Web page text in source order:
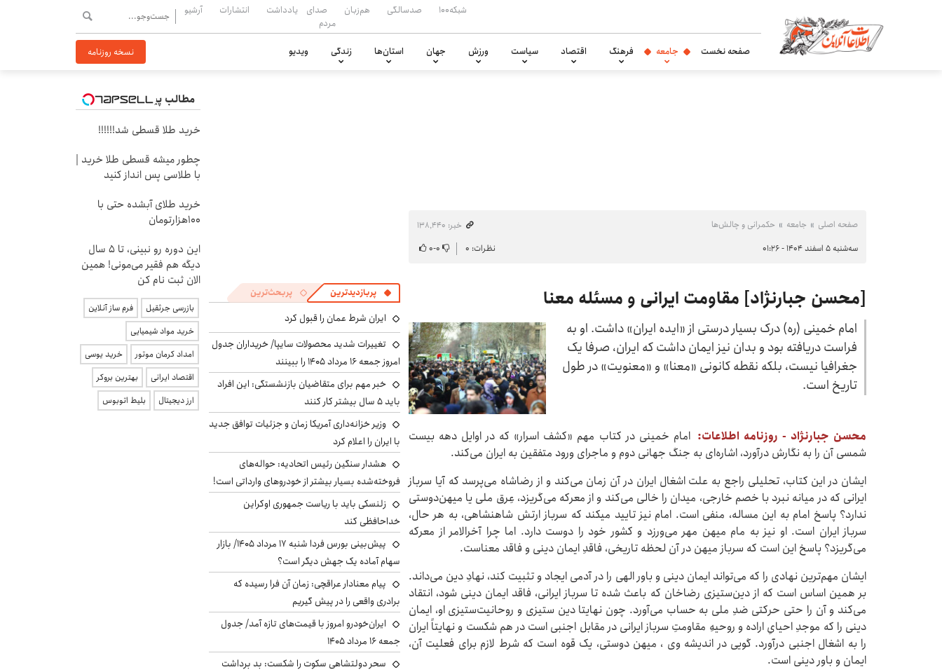
شبکه۱۰۰ صدسالگی هم‌زبان
صدای
مردم
یادداشت انتشارات آرشیو
صفحه نخست جامعه فرهنگ اقتصاد سیاست ورزش جهان استان‌ها زندگی ویدیو نسخه روزنامه
صفحه اصلی جامعه حکمرانی و چالش‌ها
خبر: ۱۳۸٬۴۴۰
سه‌شنبه ۵ اسفند ۱۴۰۴ - ۰۱:۲۶
نظرات: ۰ ۰-۰
[محسن جبارنژاد] مقاومت ایرانی و مسئله معنا
امام خمینی (ره) درک بسیار درستی از «ایده ایران» داشت. او به
فراست دریافته بود و بدان نیز ایمان داشت که ایران، صرفا یک
جغرافیا نیست، بلکه نقطه کانونی «معنا» و «معنویت» در طول
تاریخ است.
محسن جبارنژاد - روزنامه اطلاعات:امام خمینی در کتاب مهم «کشف اسرار» که در اوایل دهه بیست
شمسی آن را به نگارش درآورد، اشاره‌ای به جنگ جهانی دوم و ماجرای ورود متفقین به ایران می‌کند.
ایشان در این کتاب، تحلیلی راجع به علت اشغال ایران در آن زمان می‌کند و از رضاشاه می‌پرسد که آیا سرباز
ایرانی که در میانه نبرد با خصم خارجی، میدان را خالی می‌کند و از معرکه می‌گریزد، عِرق ملی یا میهن‌دوستی
ندارد؟ پاسخ امام به این مساله، منفی است. امام نیز تایید میکند که سرباز ارتش شاهنشاهی، به هر حال،
سرباز ایران است. او نیز به مام میهن مهر می‌ورزد و کشور خود را دوست دارد. اما چرا آخرالامر از معرکه
می‌گریزد؟ پاسخ این است که سرباز میهن در آن لحظه تاریخی، فاقدِ ایمان دینی و فاقد معناست.
ایشان مهم‌ترین نهادی را که می‌تواند ایمان دینی و باور الهی را در آدمی ایجاد و تثبیت کند، نهادِ دین می‌داند.
بر همین اساس است که از دین‌ستیزی رضاخان که باعث شده تا سرباز ایرانی، فاقد ایمان دینی شود، انتقاد
می‌کند و آن را حتی حرکتی ضدِ ملی به حساب می‌آورد. چون نهایتا دین ستیزی و روحانیت‌ستیزی او، ایمان
دینی را که موجدِ احیایِ اراده و روحیهِ مقاومتِ سرباز ایرانی در مقابل اجنبی است در هم شکست و نهایتاً ایران
را به اشغال اجنبی درآورد. گویی در اندیشه وی ، میهن دوستی، یک قوه است که شرط لازم برای فعلیت آن،
ایمان و باور دینی است.
پربازدیدترین پربحث‌ترین
ایران شرط عمان را قبول کرد
تغییرات شدید محصولات سایپا/ خریداران جدول
امروز جمعه ۱۶ مرداد ۱۴۰۵ را ببینند
خبر مهم برای متقاضیان بازنشستگی: این افراد
باید ۵ سال بیشتر کار کنند
وزیر خزانه‌داری آمریکا زمان و جزئیات توافق جدید
با ایران را اعلام کرد
هشدار سنگین رئیس اتحادیه: حواله‌های
فروخته‌شده بسیار بیشتر از خودروهای وارداتی است!
زلنسکی باید با ریاست جمهوری اوکراین
خداحافظی کند
پیش‌بینی بورس فردا شنبه ۱۷ مرداد ۱۴۰۵/ بازار
سهام آماده یک جهش دیگر است؟
پیام معنادار عراقچی: زمان آن فرا رسیده که
برادری واقعی را در پیش گیریم
ایران‌خودرو امروز با قیمت‌های تازه آمد/ جدول
جمعه ۱۶ مرداد ۱۴۰۵
سحر دولتشاهی سکوت را شکست: بد برداشت
مطالب پیشنهادی
خرید طلا قسطی شد!!!!!!
چطور میشه قسطی طلا خرید |
با طلاسی پس انداز کنید
خرید طلای آبشده حتی با
۱۰۰هزارتومان
این دوره رو نبینی، تا 5 سال
دیگه هم فقیر می‌مونی! همین
الان ثبت نام کن
بازرسی جرثقیل
فرم ساز آنلاین
خرید مواد شیمیایی
امداد کرمان موتور
خرید یوسی
اقتصاد ایرانی
بهترین بروکر
ارز دیجیتال
بلیط اتوبوس